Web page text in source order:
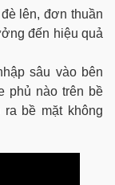
lên, đơn thuần
đến hiệu quả
sâu vào bên
phủ nào trên bề
bề mặt không